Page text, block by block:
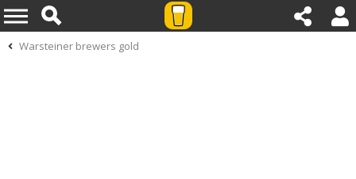
Warsteiner brewers gold